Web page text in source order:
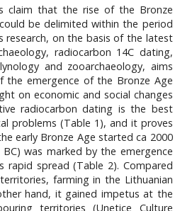
claim that the rise of the Bronze
be delimited within the period
research, on the basis of the latest
radiocarbon 14C dating,
and zooarchaeology, aims
emergence of the Bronze Age
on economic and social changes
radiocarbon dating is the best
problems (Table 1), and it proves
early Bronze Age started ca 2000
was marked by the emergence
rapid spread (Table 2). Compared
farming in the Lithuanian
hand, it gained impetus at the
territories (Unetice Culture